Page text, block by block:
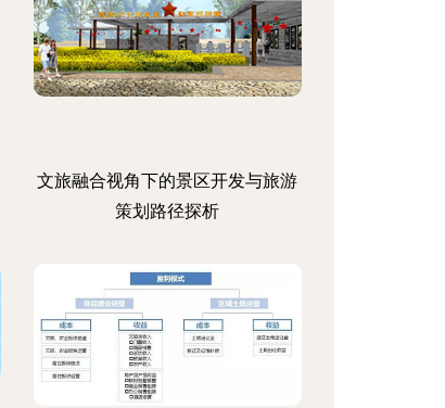
文旅融合视角下的景区开发与旅游
策划路径探析